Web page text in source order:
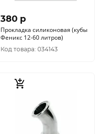
380 p
Прокладка силиконовая (кубы
Феникс 12-60 литров)
Код товара: 034143